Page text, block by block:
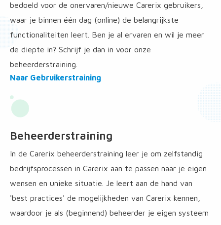
bedoeld voor de onervaren/nieuwe Carerix gebruikers,
waar je binnen één dag (online) de belangrijkste
functionaliteiten leert. Ben je al ervaren en wil je meer
de diepte in? Schrijf je dan in voor onze
beheerderstraining.
Naar Gebruikerstraining
Beheerderstraining
In de Carerix beheerderstraining leer je om zelfstandig
bedrijfsprocessen in Carerix aan te passen naar je eigen
wensen en unieke situatie. Je leert aan de hand van
'best practices' de mogelijkheden van Carerix kennen,
waardoor je als (beginnend) beheerder je eigen systeem